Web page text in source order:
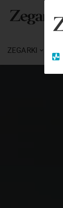
ZEGARKI